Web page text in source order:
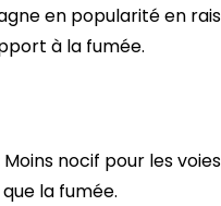
en popularité en
à la fumée.
Moins nocif pour les voies
la fumée.